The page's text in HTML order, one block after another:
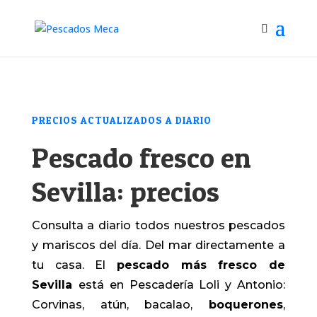
PRECIOS ACTUALIZADOS A DIARIO
Pescado fresco en
Sevilla: precios
Consulta a diario todos nuestros pescados
y mariscos del día. Del mar directamente a
tu casa. El pescado más fresco de
Sevilla está en Pescadería Loli y Antonio:
Corvinas, atún, bacalao, boquerones,